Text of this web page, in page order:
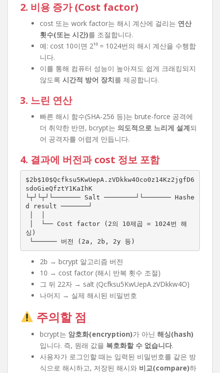
2. 비용 증가 (Cost factor)
cost 또는 work factor는 해시 계산에 걸리는 연산
횟수(또는 시간)를 조절합니다.
예: cost 10이면 2¹⁰ = 1024번의 해시 계산을 수행합
니다.
이를 통해 컴퓨터 성능이 높아져도 쉽게 크래킹되지
않도록 시간적 방어 장치를 제공합니다.
3. 느린 연산
빠른 해시 함수(SHA-256 등)는 brute-force 공격에
더 취약한 반면, bcrypt는 의도적으로 느리게 설계되
어 공격자를 어렵게 만듭니다.
4. 결과에 버전과 cost 정보 포함
$2b$10$Qcfksu5KwUepA.zVDkkw4Oco0z14Kz2jgfD6
sdoGieQfztY1KaIhK
└┬┘└┬┘└─────── Salt ────────┘└─────── Hashe
d result ───────┘
싱)
└────── 버전 (2a, 2b, 2y 등)
2b → bcrypt 알고리즘 버전
10 → cost factor (해시 반복 횟수 조절)
그 뒤 22자 → salt (Qcfksu5KwUepA.zVDkkw4O)
나머지 → 실제 해시된 비밀번호
주의할 점
bcrypt는 암호화(encryption)가 아닌 해싱(hash)
입니다. 즉, 원래 값을 복호화할 수 없습니다.
사용자가 로그인할 때는 입력된 비밀번호를 같은 방
식으로 해시하고, 저장된 해시와 비교(compare)하